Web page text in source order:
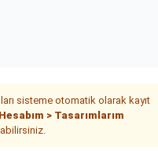
sisteme otomatik olarak kayıt
Hesabım > Tasarımlarım